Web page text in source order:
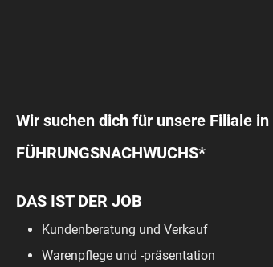
Wir suchen dich für unsere Filiale
FÜHRUNGSNACHWUCHS*
DAS IST DER JOB
Kundenberatung und Verkauf
Warenpflege und -präsentation